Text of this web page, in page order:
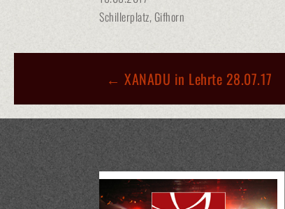
Schillerplatz, Gifhorn
BEITRAGS-
NAVIGATION
← XANADU in Lehrte 28.07.17